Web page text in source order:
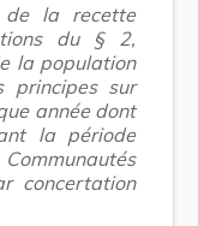
la recette
du § 2,
la population
principes sur
année dont
la période
concertation